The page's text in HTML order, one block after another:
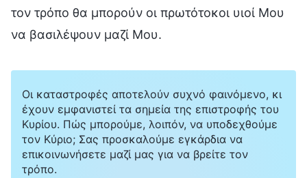
τον τρόπο θα μπορούν οι πρωτότοκοι υιοί Μου
να βασιλέψουν μαζί Μου.
Οι καταστροφές αποτελούν συχνό φαινόμενο, κι
έχουν εμφανιστεί τα σημεία της επιστροφής του
Κυρίου. Πώς μπορούμε, λοιπόν, να υποδεχθούμε
τον Κύριο; Σας προσκαλούμε εγκάρδια να
επικοινωνήσετε μαζί μας για να βρείτε τον
τρόπο.